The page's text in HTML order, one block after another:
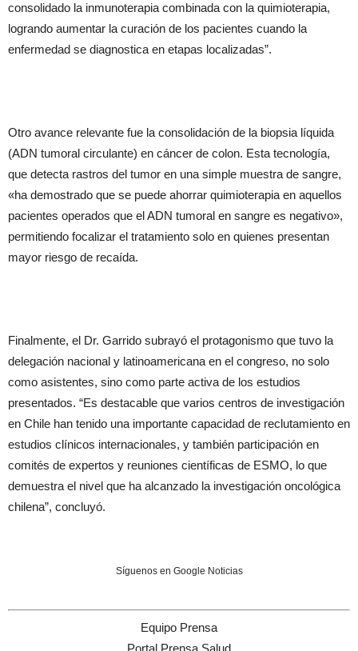
consolidado la inmunoterapia combinada con la quimioterapia,
logrando aumentar la curación de los pacientes cuando la
enfermedad se diagnostica en etapas localizadas”.
Otro avance relevante fue la consolidación de la biopsia líquida
(ADN tumoral circulante) en cáncer de colon. Esta tecnología,
que detecta rastros del tumor en una simple muestra de sangre,
«ha demostrado que se puede ahorrar quimioterapia en aquellos
pacientes operados que el ADN tumoral en sangre es negativo»,
permitiendo focalizar el tratamiento solo en quienes presentan
mayor riesgo de recaída.
Finalmente, el Dr. Garrido subrayó el protagonismo que tuvo la
delegación nacional y latinoamericana en el congreso, no solo
como asistentes, sino como parte activa de los estudios
presentados. “Es destacable que varios centros de investigación
en Chile han tenido una importante capacidad de reclutamiento en
estudios clínicos internacionales, y también participación en
comités de expertos y reuniones científicas de ESMO, lo que
demuestra el nivel que ha alcanzado la investigación oncológica
chilena”, concluyó.
Síguenos en Google Noticias
Equipo Prensa
Portal Prensa Salud